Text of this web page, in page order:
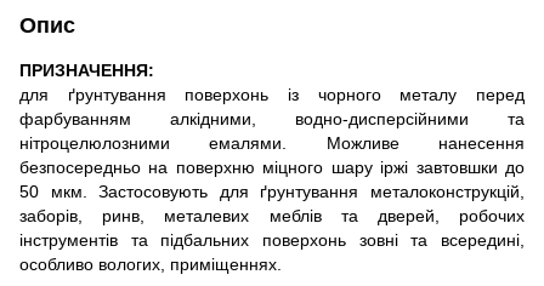
Опис
ПРИЗНАЧЕННЯ:
для ґрунтування поверхонь із чорного металу перед
фарбуванням алкідними, водно-дисперсійними та
нітроцелюлозними емалями. Можливе нанесення
безпосередньо на поверхню міцного шару іржі завтовшки до
50 мкм. Застосовують для ґрунтування металоконструкцій,
заборів, ринв, металевих меблів та дверей, робочих
інструментів та підбальних поверхонь зовні та всередині,
особливо вологих, приміщеннях.